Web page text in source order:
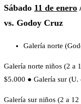
Sábado 11 de enero
vs. Godoy Cruz
Galería norte
Galería norte niños (2 a
$5.000 ● Galería sur (U.
Galería sur niños (2 a